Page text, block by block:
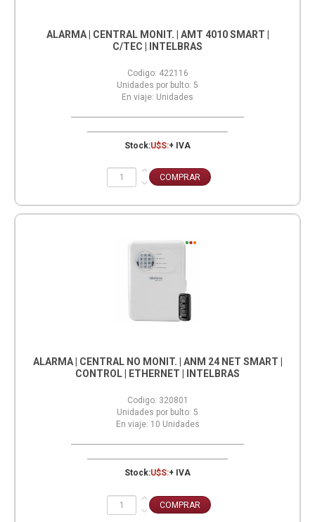
ALARMA | CENTRAL MONIT. | AMT 4010 SMART |
C/TEC | INTELBRAS
Codigo: 422116
Unidades por bulto: 5
En viaje: Unidades
Stock:U$S:+ IVA
ALARMA | CENTRAL NO MONIT. | ANM 24 NET SMART |
CONTROL | ETHERNET | INTELBRAS
Codigo: 320801
Unidades por bulto: 5
En viaje: 10 Unidades
Stock:U$S:+ IVA